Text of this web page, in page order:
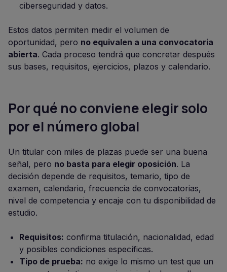
ciberseguridad y datos.
Estos datos permiten medir el volumen de
oportunidad, pero no equivalen a una convocatoria
abierta. Cada proceso tendrá que concretar después
sus bases, requisitos, ejercicios, plazos y calendario.
Por qué no conviene elegir solo
por el número global
Un titular con miles de plazas puede ser una buena
señal, pero no basta para elegir oposición. La
decisión depende de requisitos, temario, tipo de
examen, calendario, frecuencia de convocatorias,
nivel de competencia y encaje con tu disponibilidad de
estudio.
Requisitos: confirma titulación, nacionalidad, edad
y posibles condiciones específicas.
Tipo de prueba: no exige lo mismo un test que un